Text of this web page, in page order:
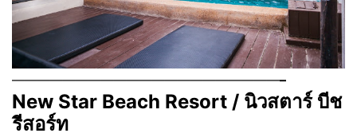
—————————————————————–
New Star Beach Resort / นิวสตาร์ บีช
รีสอร์ท